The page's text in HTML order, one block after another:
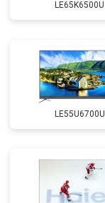
LE65K6500U
LE55U6700U